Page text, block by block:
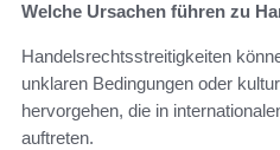
Welche Ursachen führen zu
Handelsrechtsstreitigkeiten
unklaren Bedingungen oder
hervorgehen, die in
auftreten.